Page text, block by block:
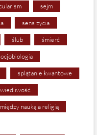
sejm
sens życia
ślub śmierć
splątanie kwantowe
nauką a religią